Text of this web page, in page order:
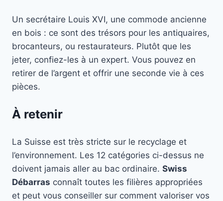
Un secrétaire Louis XVI, une commode ancienne
en bois : ce sont des trésors pour les antiquaires,
brocanteurs, ou restaurateurs. Plutôt que les
jeter, confiez-les à un expert. Vous pouvez en
retirer de l’argent et offrir une seconde vie à ces
pièces.
À retenir
La Suisse est très stricte sur le recyclage et
l’environnement. Les 12 catégories ci-dessus ne
doivent jamais aller au bac ordinaire. Swiss
Débarras connaît toutes les filières appropriées
et peut vous conseiller sur comment valoriser vos